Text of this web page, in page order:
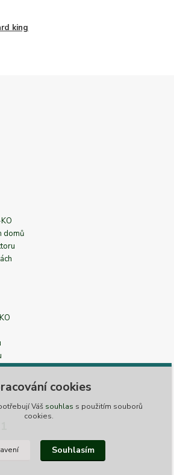
king
domů
cookies
Váš souhlas s použitím souborů
cookies.
Souhlasím